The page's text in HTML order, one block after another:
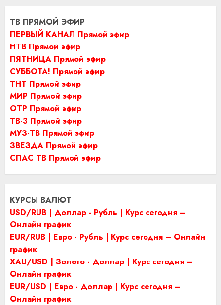
ТВ ПРЯМОЙ ЭФИР
ПЕРВЫЙ КАНАЛ Прямой эфир
НТВ Прямой эфир
ПЯТНИЦА Прямой эфир
СУББОТА! Прямой эфир
ТНТ Прямой эфир
МИР Прямой эфир
ОТР Прямой эфир
ТВ-3 Прямой эфир
МУЗ-ТВ Прямой эфир
ЗВЕЗДА Прямой эфир
СПАС ТВ Прямой эфир
КУРСЫ ВАЛЮТ
USD/RUB | Доллар - Рубль | Курс сегодня –
Онлайн график
EUR/RUB | Евро - Рубль | Курс сегодня – Онлайн
график
XAU/USD | Золото - Доллар | Курс сегодня –
Онлайн график
EUR/USD | Евро - Доллар | Курс сегодня –
Онлайн график